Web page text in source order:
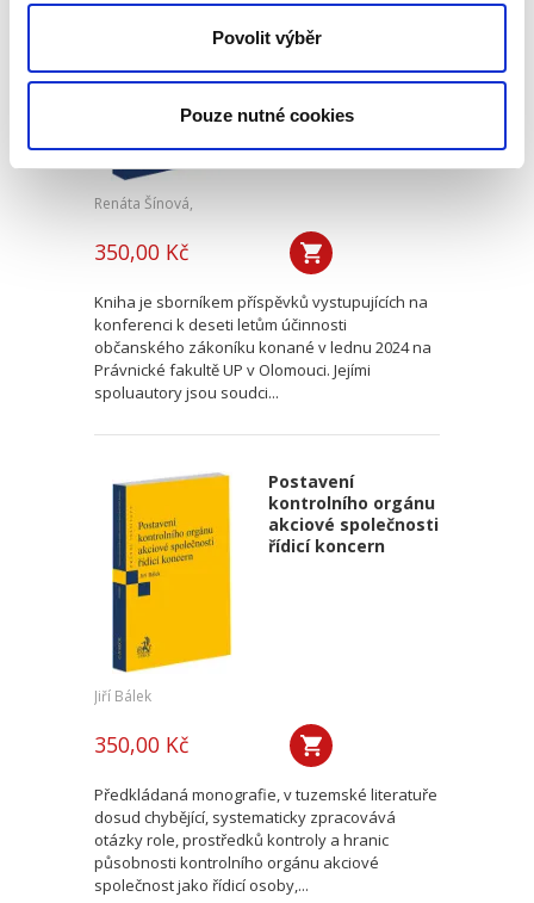
Povolit výběr
Pouze nutné cookies
občanského
zákoníku
Renáta Šínová,
350,00 Kč
Kniha je sborníkem příspěvků vystupujících na
konferenci k deseti letům účinnosti
občanského zákoníku konané v lednu 2024 na
Právnické fakultě UP v Olomouci. Jejími
spoluautory jsou soudci...
Postavení
kontrolního orgánu
akciové společnosti
řídicí koncern
Jiří Bálek
350,00 Kč
Předkládaná monografie, v tuzemské literatuře
dosud chybějící, systematicky zpracovává
otázky role, prostředků kontroly a hranic
působnosti kontrolního orgánu akciové
společnost jako řídicí osoby,...